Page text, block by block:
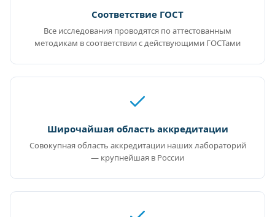
Соответствие ГОСТ
Все исследования проводятся по аттестованным
методикам в соответствии с действующими ГОСТами
Широчайшая область аккредитации
Совокупная область аккредитации наших лабораторий
— крупнейшая в России